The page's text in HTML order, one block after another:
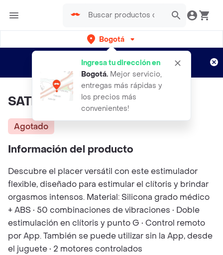
Bogotá
Ingresa tu dirección en
Bogotá. Mejor servicio,
entregas más rápidas y
los precios más
convenientes!
envíos gratis por semanas
Aplican TyC
SATISFYER Mono Flex Blanco
Agotado
Información del producto
Descubre el placer versátil con este estimulador
flexible, diseñado para estimular el clítoris y brindar
orgasmos intensos. Material: Silicona grado médico
+ ABS • 50 combinaciones de vibraciones • Doble
estimulación en clítoris y punto G • Control remoto
por App. También se puede utilizar sin la App, desde
el juguete • 2 motores controlados